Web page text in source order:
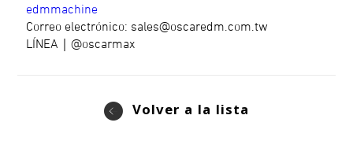
edmmachine
Correo electrónico: sales@oscaredm.com.tw
LÍNEA｜@oscarmax
Volver a la lista